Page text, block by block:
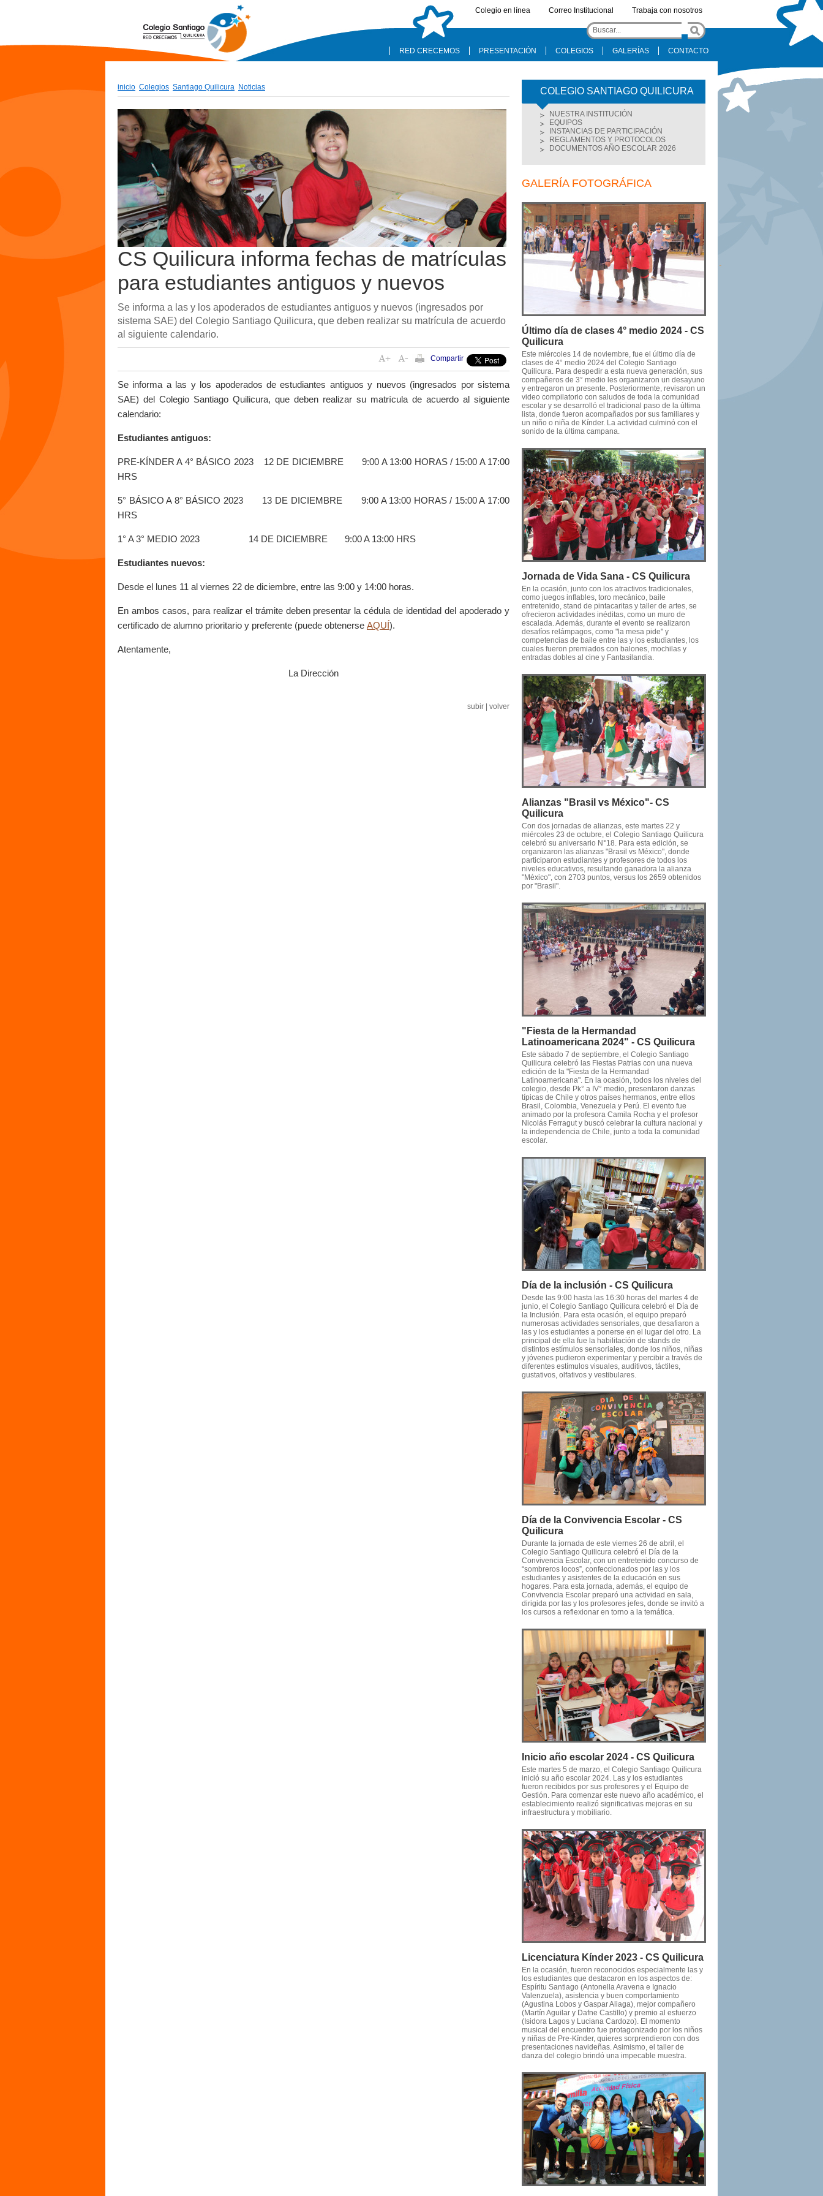
Colegio en línea Correo Institucional Trabaja con nosotros
RED CRECEMOS PRESENTACIÓN COLEGIOS GALERÍAS CONTACTO
inicio Colegios Santiago Quilicura Noticias
CS Quilicura informa fechas de matrículas
para estudiantes antiguos y nuevos
Se informa a las y los apoderados de estudiantes antiguos y nuevos (ingresados por
sistema SAE) del Colegio Santiago Quilicura, que deben realizar su matrícula de acuerdo
al siguiente calendario.
Compartir
Se informa a las y los apoderados de estudiantes antiguos y nuevos (ingresados por sistema
SAE) del Colegio Santiago Quilicura, que deben realizar su matrícula de acuerdo al siguiente
calendario:
Estudiantes antiguos:
PRE-KÍNDER A 4° BÁSICO 2023 12 DE DICIEMBRE 9:00 A 13:00 HORAS / 15:00 A 17:00
HRS
5° BÁSICO A 8° BÁSICO 2023 13 DE DICIEMBRE 9:00 A 13:00 HORAS / 15:00 A 17:00
HRS
1° A 3° MEDIO 2023 14 DE DICIEMBRE 9:00 A 13:00 HRS
Estudiantes nuevos:
Desde el lunes 11 al viernes 22 de diciembre, entre las 9:00 y 14:00 horas.
En ambos casos, para realizar el trámite deben presentar la cédula de identidad del apoderado y
certificado de alumno prioritario y preferente (puede obtenerse AQUÍ).
Atentamente,
La Dirección
subir volver
COLEGIO SANTIAGO QUILICURA
NUESTRA INSTITUCIÓN
EQUIPOS
INSTANCIAS DE PARTICIPACIÓN
REGLAMENTOS Y PROTOCOLOS
DOCUMENTOS AÑO ESCOLAR 2026
GALERÍA FOTOGRÁFICA
Último día de clases 4° medio 2024 - CS
Quilicura
Este miércoles 14 de noviembre, fue el último día de
clases de 4° medio 2024 del Colegio Santiago
Quilicura. Para despedir a esta nueva generación, sus
compañeros de 3° medio les organizaron un desayuno
y entregaron un presente. Posteriormente, revisaron un
video compilatorio con saludos de toda la comunidad
escolar y se desarrolló el tradicional paso de la última
lista, donde fueron acompañados por sus familiares y
un niño o niña de Kínder. La actividad culminó con el
sonido de la última campana.
Jornada de Vida Sana - CS Quilicura
En la ocasión, junto con los atractivos tradicionales,
como juegos inflables, toro mecánico, baile
entretenido, stand de pintacaritas y taller de artes, se
ofrecieron actividades inéditas, como un muro de
escalada. Además, durante el evento se realizaron
desafíos relámpagos, como "la mesa pide" y
competencias de baile entre las y los estudiantes, los
cuales fueron premiados con balones, mochilas y
entradas dobles al cine y Fantasilandia.
Alianzas "Brasil vs México"- CS
Quilicura
Con dos jornadas de alianzas, este martes 22 y
miércoles 23 de octubre, el Colegio Santiago Quilicura
celebró su aniversario N°18. Para esta edición, se
organizaron las alianzas "Brasil vs México", donde
participaron estudiantes y profesores de todos los
niveles educativos, resultando ganadora la alianza
"México", con 2703 puntos, versus los 2659 obtenidos
por "Brasil".
"Fiesta de la Hermandad
Latinoamericana 2024" - CS Quilicura
Este sábado 7 de septiembre, el Colegio Santiago
Quilicura celebró las Fiestas Patrias con una nueva
edición de la "Fiesta de la Hermandad
Latinoamericana". En la ocasión, todos los niveles del
colegio, desde Pk° a IV° medio, presentaron danzas
típicas de Chile y otros países hermanos, entre ellos
Brasil, Colombia, Venezuela y Perú. El evento fue
animado por la profesora Camila Rocha y el profesor
Nicolás Ferragut y buscó celebrar la cultura nacional y
la independencia de Chile, junto a toda la comunidad
escolar.
Día de la inclusión - CS Quilicura
Desde las 9:00 hasta las 16:30 horas del martes 4 de
junio, el Colegio Santiago Quilicura celebró el Día de
la Inclusión. Para esta ocasión, el equipo preparó
numerosas actividades sensoriales, que desafiaron a
las y los estudiantes a ponerse en el lugar del otro. La
principal de ella fue la habilitación de stands de
distintos estímulos sensoriales, donde los niños, niñas
y jóvenes pudieron experimentar y percibir a través de
diferentes estímulos visuales, auditivos, táctiles,
gustativos, olfativos y vestibulares.
Día de la Convivencia Escolar - CS
Quilicura
Durante la jornada de este viernes 26 de abril, el
Colegio Santiago Quilicura celebró el Día de la
Convivencia Escolar, con un entretenido concurso de
“sombreros locos”, confeccionados por las y los
estudiantes y asistentes de la educación en sus
hogares. Para esta jornada, además, el equipo de
Convivencia Escolar preparó una actividad en sala,
dirigida por las y los profesores jefes, donde se invitó a
los cursos a reflexionar en torno a la temática.
Inicio año escolar 2024 - CS Quilicura
Este martes 5 de marzo, el Colegio Santiago Quilicura
inició su año escolar 2024. Las y los estudiantes
fueron recibidos por sus profesores y el Equipo de
Gestión. Para comenzar este nuevo año académico, el
establecimiento realizó significativas mejoras en su
infraestructura y mobiliario.
Licenciatura Kínder 2023 - CS Quilicura
En la ocasión, fueron reconocidos especialmente las y
los estudiantes que destacaron en los aspectos de:
Espíritu Santiago (Antonella Aravena e Ignacio
Valenzuela), asistencia y buen comportamiento
(Agustina Lobos y Gaspar Aliaga), mejor compañero
(Martín Aguilar y Dafne Castillo) y premio al esfuerzo
(Isidora Lagos y Luciana Cardozo). El momento
musical del encuentro fue protagonizado por los niños
y niñas de Pre-Kínder, quieres sorprendieron con dos
presentaciones navideñas. Asimismo, el taller de
danza del colegio brindó una impecable muestra.